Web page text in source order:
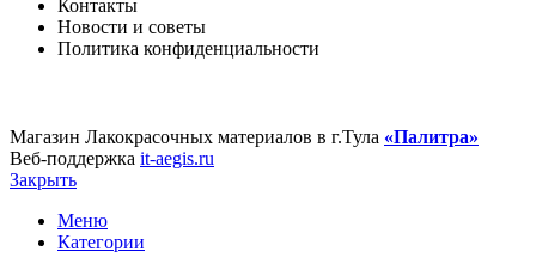
Контакты
Новости и советы
Политика конфиденциальности
Магазин Лакокрасочных материалов в г.Тула «Палитра»
Веб-поддержка it-aegis.ru
Закрыть
Меню
Категории